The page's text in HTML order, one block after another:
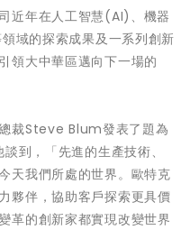
近年在人工智慧(AI)、機器
域的探索成果及一系列創新
領大中華區邁向下一場的
裁Steve Blum發表了題為
談到，「先進的生產技術、
天我們所處的世界。歐特克
夥伴，協助客戶探索更具價
革的創新家都實現改變世界